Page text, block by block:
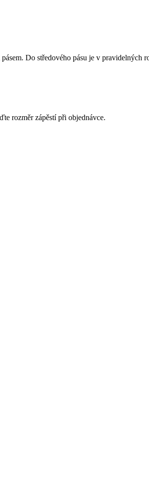
Do středového pásu je v pravidelných
rozměr zápěstí při objednávce.